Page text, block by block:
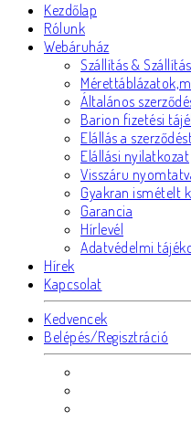
Kezdőlap
Rólunk
Webáruház
Szállítás &
Általános
Barion fizetési
Elállás a
Elállási nyilatkozat
Visszáru
Gyakran ismételt
Garancia
Hírlevél
Adatvédelmi
Hírek
Kapcsolat
Kedvencek
Belépés/Regisztráció